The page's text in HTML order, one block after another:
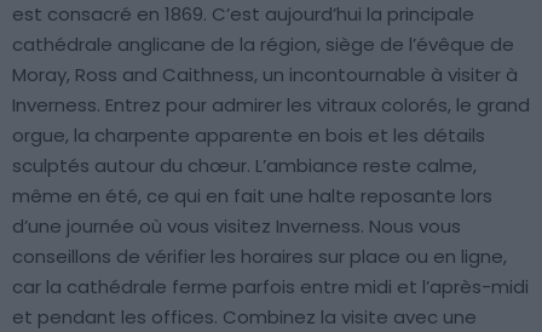
est consacré en 1869. C’est aujourd’hui la principale
cathédrale anglicane de la région, siège de l’évêque de
Moray, Ross and Caithness, un incontournable à visiter à
Inverness. Entrez pour admirer les vitraux colorés, le grand
orgue, la charpente apparente en bois et les détails
sculptés autour du chœur. L’ambiance reste calme,
même en été, ce qui en fait une halte reposante lors
d’une journée où vous visitez Inverness. Nous vous
conseillons de vérifier les horaires sur place ou en ligne,
car la cathédrale ferme parfois entre midi et l’après-midi
et pendant les offices. Combinez la visite avec une